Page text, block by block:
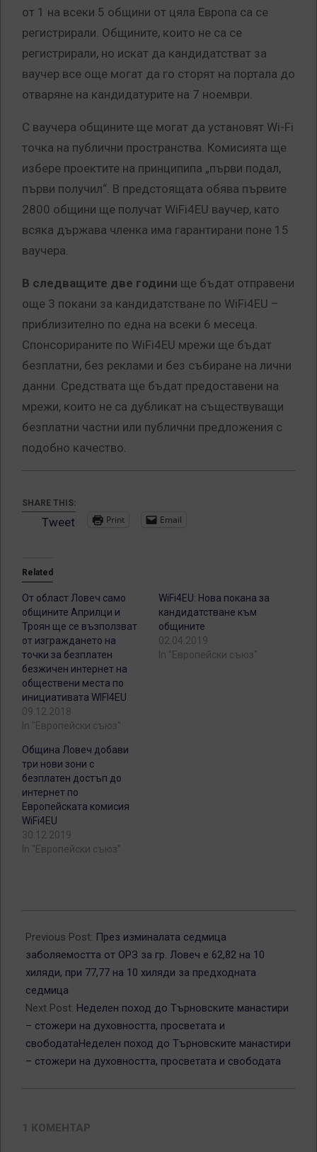
от 1 на всеки 5 общини от цяла Европа са се
регистрирали. Общините, които не са се
регистрирали, но искат да кандидатстват за
ваучер все още могат да го сторят на портала до
отваряне на кандидатурите на 7 ноември.
С ваучера общините ще могат да установят Wi-Fi
точка на публични пространства. Комисията ще
избере проектите на принципипа „първи подал,
първи получил“. В предстоящата обява първите
2800 общини ще получат WiFi4EU ваучер, като
всяка държава членка има гарантирани поне 15
ваучера.
В следващите две години ще бъдат отправени
още 3 покани за кандидатстване по WiFi4EU –
приблизително по една на всеки 6 месеца.
Спонсорираните по WiFi4EU мрежи ще бъдат
безплатни, без реклами и без събиране на лични
данни. Средствата ще бъдат предоставени на
мрежи, които не са дубликат на съществуващи
безплатни частни или публични предложения с
подобно качество.
SHARE THIS:
Tweet Print Email
Related
От област Ловеч само
общините Априлци и
Троян ще се възползват
от изграждането на
точки за безплатен
безжичен интернет на
обществени места по
инициативата WIFI4EU
09.12.2018
In "Европейски съюз"
WiFi4EU: Нова покана за
кандидатстване към
общините
02.04.2019
In "Европейски съюз"
Община Ловеч добави
три нови зони с
безплатен достъп до
интернет по
Европейската комисия
WiFi4EU
30.12.2019
In "Европейски съюз"
11-
05
Previous Post: През изминалата седмица
заболяемостта от ОРЗ за гр. Ловеч е 62,82 на 10
хиляди, при 77,77 на 10 хиляди за предходната
седмица
Next Post: Неделен поход до Търновските манастири
– стожери на духовността, просветата и
свободатаНеделен поход до Търновските манастири
– стожери на духовността, просветата и свободата
1 КОМЕНТАР